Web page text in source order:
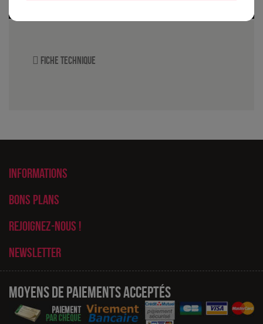
Fiche technique
Informations
Bons plans
Rejoignez-nous !
Newsletter
Moyens de paiements acceptés